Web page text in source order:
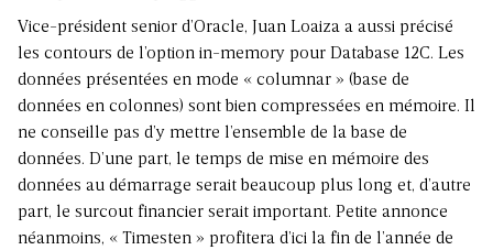
Vice-président senior d’Oracle, Juan Loaiza a aussi précisé
les contours de l’option in-memory pour Database 12C. Les
données présentées en mode « columnar » (base de
données en colonnes) sont bien compressées en mémoire. Il
ne conseille pas d’y mettre l’ensemble de la base de
données. D’une part, le temps de mise en mémoire des
données au démarrage serait beaucoup plus long et, d’autre
part, le surcout financier serait important. Petite annonce
néanmoins, « Timesten » profitera d’ici la fin de l’année de